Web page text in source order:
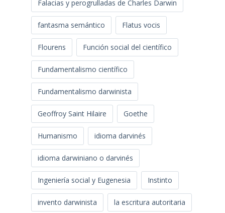
Falacias y perogrulladas de Charles Darwin
fantasma semántico Flatus vocis
Flourens Función social del científico
Fundamentalismo científico
Fundamentalismo darwinista
Geoffroy Saint Hilaire Goethe
Humanismo idioma darvinés
idioma darwiniano o darvinés
Ingeniería social y Eugenesia Instinto
invento darwinista la escritura autoritaria